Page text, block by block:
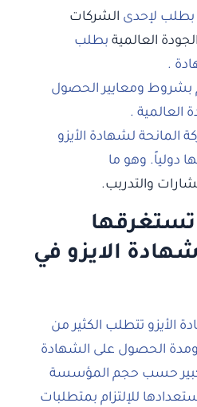
بطلب لإحدى الشركات
العالمية بطلب
.
بشروط ومعايير الحصول
العالمية .
المانحة لشهادة الأيزو
دولياً. وهو ما
والتدربب.
تستغرقها
الايزو في
الأيزو تتطلب الكثير من
ومدة الحصول على الشهادة
حسب حجم المؤسسة
للإلتزام بمتطلبات